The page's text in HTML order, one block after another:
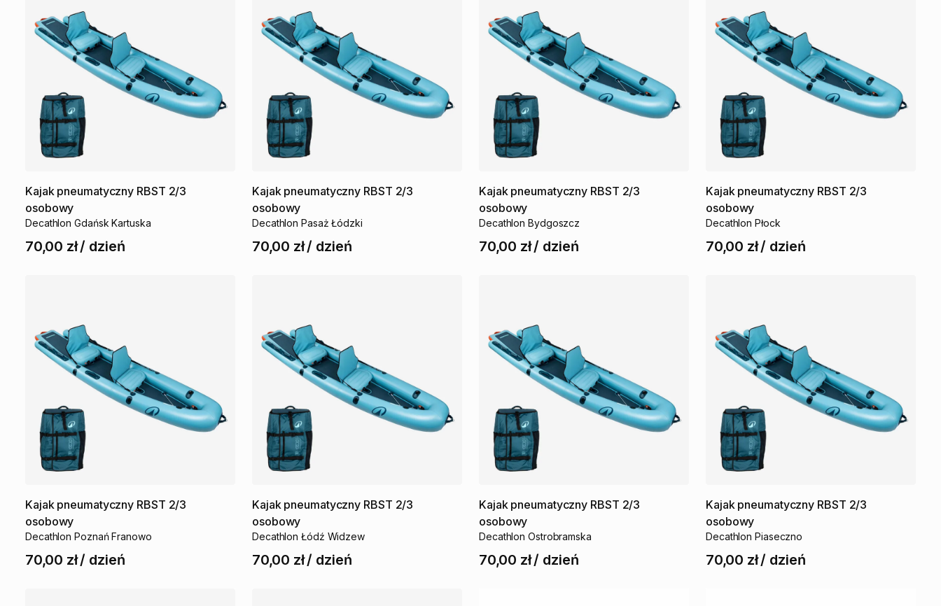
Kajak pneumatyczny RBST 2​/​3
osobowy
Decathlon Gdańsk Kartuska
70,00 zł/ dzień
Kajak pneumatyczny RBST 2​/​3
osobowy
Decathlon Pasaż Łódzki
70,00 zł/ dzień
Kajak pneumatyczny RBST 2​/​3
osobowy
Decathlon Bydgoszcz
70,00 zł/ dzień
Kajak pneumatyczny RBST 2​/​3
osobowy
Decathlon Płock
70,00 zł/ dzień
Kajak pneumatyczny RBST 2​/​3
osobowy
Decathlon Poznań Franowo
70,00 zł/ dzień
Kajak pneumatyczny RBST 2​/​3
osobowy
Decathlon Łódź Widzew
70,00 zł/ dzień
Kajak pneumatyczny RBST 2​/​3
osobowy
Decathlon Ostrobramska
70,00 zł/ dzień
Kajak pneumatyczny RBST 2​/​3
osobowy
Decathlon Piaseczno
70,00 zł/ dzień